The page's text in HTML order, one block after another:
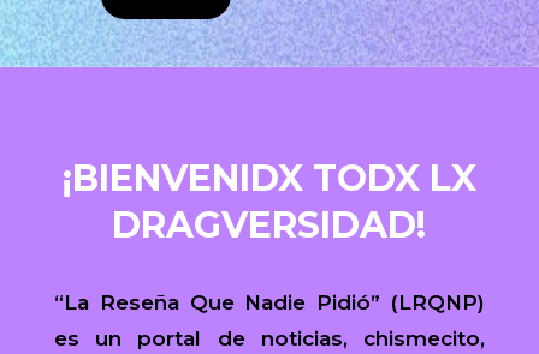
¡BIENVENIDX TODX LX
DRAGVERSIDAD!
“La Reseña Que Nadie Pidió” (LRQNP)
es un portal de noticias, chismecito,